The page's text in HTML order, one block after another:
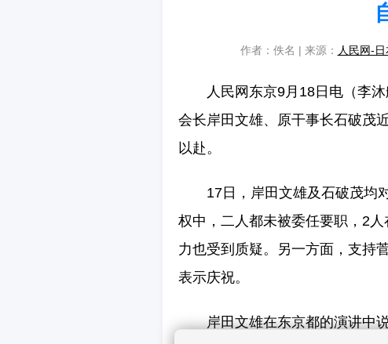
作者：佚名 | 来源： 人民网-
人民网东京9月18日电（李
会长岸田文雄、原干事长石破茂
以赴。
17日，岸田文雄及石破茂均
权中，二人都未被委任要职，2
力也受到质疑。另一方面，支持
表示庆祝。
岸田文雄在东京都的演讲中